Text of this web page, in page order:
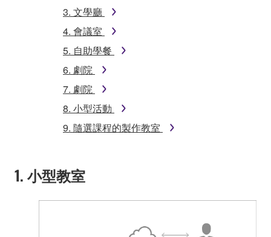
3. 文學廳
4. 會議室
5. 自助學餐
6. 劇院
7. 劇院
8. 小型活動
9. 隨選課程的製作教室
1. 小型教室